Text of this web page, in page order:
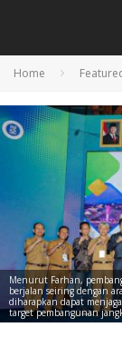
Home
Menurut Farhan,
berjalan seiring dengan
diharapkan dapat
target pembangunan